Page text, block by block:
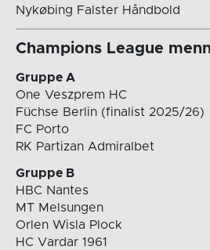
Nykøbing Falster Håndbold
Champions League menn
Gruppe A
One Veszprem HC
Füchse Berlin (finalist 2025/26)
FC Porto
RK Partizan Admiralbet
Gruppe B
HBC Nantes
MT Melsungen
Orlen Wisla Plock
HC Vardar 1961